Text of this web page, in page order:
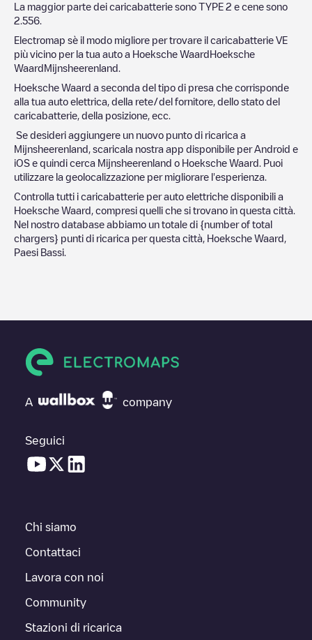
La maggior parte dei caricabatterie sono TYPE 2 e cene sono
2.556
Electromap sè il modo migliore per trovare il caricabatterie VE
più vicino per la tua auto a Hoeksche WaardHoeksche
WaardMijnsheerenland
Hoeksche Waard a seconda del tipo di presa che corrisponde
alla tua auto elettrica, della rete/del fornitore, dello stato del
caricabatterie, della posizione, ecc.
Se desideri aggiungere un nuovo punto di ricarica a
Mijnsheerenland , scaricala nostra app disponibile per Android e
iOS e quindi cerca Mijnsheerenland o Hoeksche Waard . Puoi
utilizzare la geolocalizzazione per migliorare l'esperienza.
Controlla tutti i caricabatterie per auto elettriche disponibili a
Hoeksche Waard , compresi quelli che si trovano in questa città.
Nel nostro database abbiamo un totale di {number of total
chargers} punti di ricarica per questa città, Hoeksche Waard
Paesi Bassi
A company
Seguici
Chi siamo
Contattaci
Lavora con noi
Community
Stazioni di ricarica